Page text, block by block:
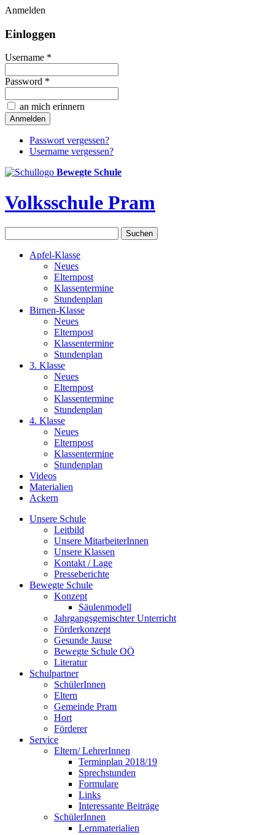
Anmelden
Einloggen
Username *
Password *
an mich erinnern
Passwort vergessen?
Username vergessen?
Bewegte Schule
Volksschule Pram
Apfel-Klasse
Neues
Elternpost
Klassentermine
Stundenplan
Birnen-Klasse
Neues
Elternpost
Klassentermine
Stundenplan
3. Klasse
Neues
Elternpost
Klassentermine
Stundenplan
4. Klasse
Neues
Elternpost
Klassentermine
Stundenplan
Videos
Materialien
Ackern
Unsere Schule
Leitbild
Unsere MitarbeiterInnen
Unsere Klassen
Kontakt / Lage
Presseberichte
Bewegte Schule
Konzept
Säulenmodell
Jahrgangsgemischter Unterricht
Förderkonzept
Gesunde Jause
Bewegte Schule OÖ
Literatur
Schulpartner
SchülerInnen
Eltern
Gemeinde Pram
Hort
Förderer
Service
Eltern/ LehrerInnen
Terminplan 2018/19
Sprechstunden
Formulare
Links
Interessante Beiträge
SchülerInnen
Lernmaterialien